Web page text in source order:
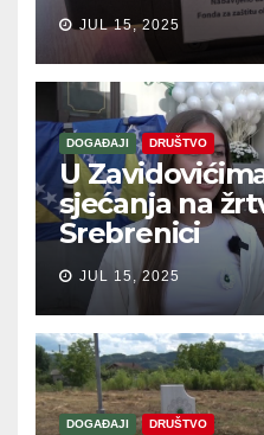
JUL 15, 2025
DOGAĐAJI DRUŠTVO
U
sjećanja na
Srebrenici
JUL 15, 2025
DOGAĐAJI DRUŠTVO